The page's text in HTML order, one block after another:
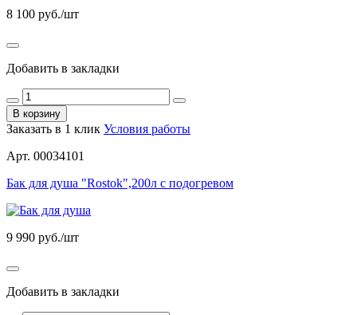
8 100 руб./шт
Добавить в закладки
В корзину
Заказать в 1 клик Условия работы
Арт. 00034101
Бак для душа "Rostok",200л с подогревом
9 990 руб./шт
Добавить в закладки